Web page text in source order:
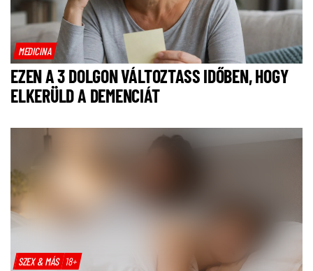
MEDICINA
EZEN A 3 DOLGON VÁLTOZTASS IDŐBEN, HOGY
ELKERÜLD A DEMENCIÁT
SZEX & MÁS 18+